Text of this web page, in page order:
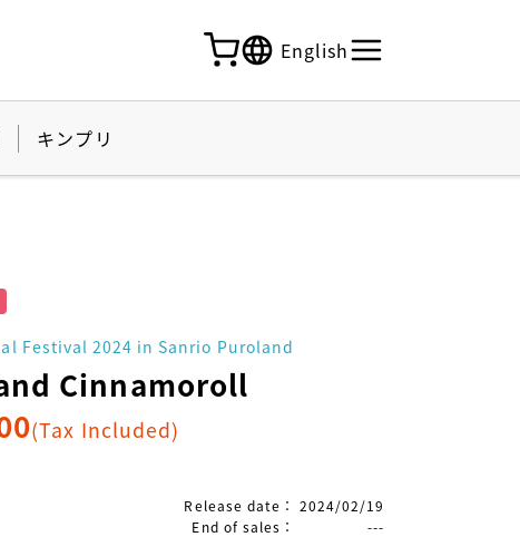
English
キンプリ
Festival 2024 in Sanrio Puroland
Cinnamoroll
(Tax Included)
Release date ： 2024/02/19
End of sales ： ---